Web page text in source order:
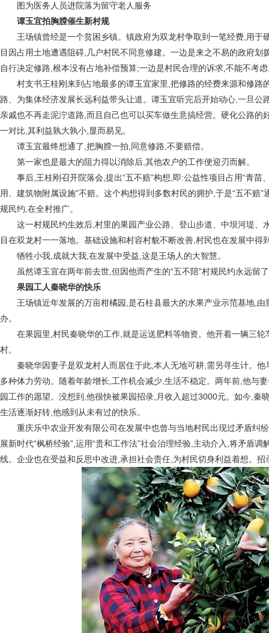
图为医务人员进院落为留守老人服务
谭玉宜拍胸膛催生新村规
王场镇曾经是一个贫困乡镇。镇政府为双龙村争取到一笔经费,用于
目因占用土地遭遇阻碍,几户村民不同意修建。一边是来之不易的政府划
自行决定修路,根本没有占地补偿预算;一边是村民合理的诉求,不能不考
村支书王桂刚来到占地最多的谭玉宜家里,把修路的经费来源和修路
路、为集体经济发展长远利益带头让道。谭玉宜听完后开始动心,一旦公
亲戚也不再走泥泞道路,而且自己也可以买车做生意搞经营。硬化公路的
一对比,其利益孰大孰小,显而易见。
谭玉宜最终想通了,把胸膛一拍,同意修路,不要赔偿。
第一家也是最大的阻力得以消除后,其他农户的工作便迎刃而解。
事后,王桂刚召开院落会,提出“五不赔”构想,即:公益性项目占用“青苗
用、建筑物附属设施”不赔。这个构想得到多数村民的拥护,于是“五不赔
规民约,在全村推广。
这一村规民约生效后,村里的果园产业公路、登山步道、中坝河堤、
目在双龙村一一落地。基础设施和村容村貌不断改善,村民也在发展中得
牺牲小我,成就大我,在发展中受益,这是王场人的大智慧。
虽然谭玉宜在两年前去世,但因他而产生的“五不陪”村规民约永远留
果园工人秦晓华的快乐
王场镇近年发展的万亩柑橘园,是石柱县最大的水果产业示范基地,
办。
在果园里,村民秦晓华的工作,就是运送肥料等物资。他开着一辆三
村。
秦晓华因妻子是双龙村人而居住于此,本人无地可耕,需另寻生计。
多种体力劳动。随着年龄增长,工作机会减少,生活不稳定。两年前,他与
园工作的愿望。没想到,他很快被果园招录,月收入超过3000元。如今,秦
生活逐渐好转,他感到从未有过的快乐。
重庆乐中农业开发有限公司在发展中也曾与当地村民出现过矛盾纠
展新时代“枫桥经验”,运用“贵和工作法”社会治理经验,主动介入,将矛盾
线。企业也在受益和反思中改进,承担社会责任,为村民切身利益着想。